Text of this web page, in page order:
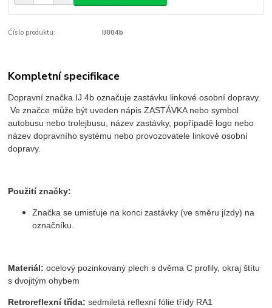
Číslo produktu: IJ004b
Kompletní specifikace
Dopravní značka IJ 4b označuje zastávku linkové osobní dopravy.
Ve značce může být uveden nápis ZASTÁVKA nebo symbol
autobusu nebo trolejbusu, název zastávky, popřípadě logo nebo
název dopravního systému nebo provozovatele linkové osobní
dopravy.
Použití značky:
Značka se umisťuje na konci zastávky (ve směru jízdy) na
označníku.
Materiál: ocelový pozinkovaný plech s dvěma C profily, okraj štítu
s dvojitým ohybem
Retroreflexní třída: sedmiletá reflexní fólie třídy RA1